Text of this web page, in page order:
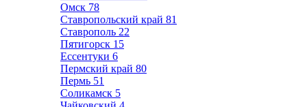
Омск 78
Ставропольский край 81
Ставрополь 22
Пятигорск 15
Ессентуки 6
Пермский край 80
Пермь 51
Соликамск 5